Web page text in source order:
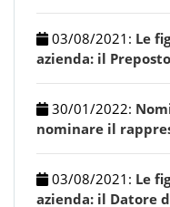
03/08/2021 : Le
azienda: il Preposto
30/01/2022:
nominare il
03/08/2021 : Le
azienda: il Datore